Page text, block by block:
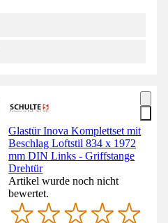
Glastür Inova Komplettset mit
Beschlag Loftstil 834 x 1972
mm DIN Links - Griffstange
Drehtür
Artikel wurde noch nicht
bewertet.